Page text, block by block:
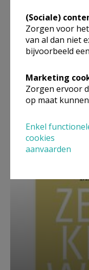
(Sociale)
Zorgen voor
van al dan niet
bijvoorbeeld
Marketing
Zorgen ervoor
op maat
Enkel
cookies
aanvaarden